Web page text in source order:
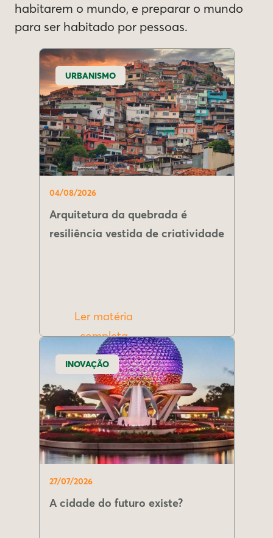
habitarem o mundo, e preparar o mundo
para ser habitado por pessoas.
URBANISMO
04/08/2026
Arquitetura da quebrada é
resiliência vestida de criatividade
Ler matéria
completa
INOVAÇÃO
27/07/2026
A cidade do futuro existe?